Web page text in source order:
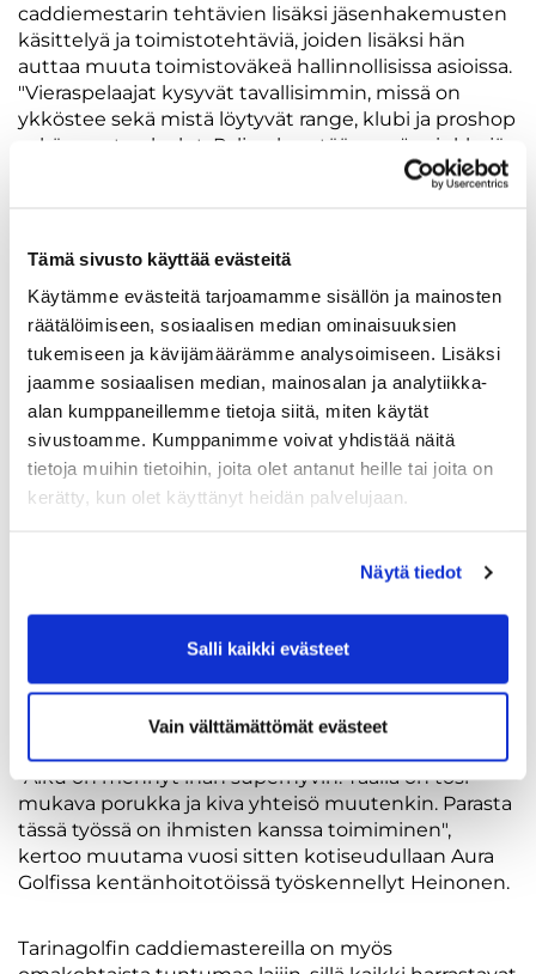
Tämä sivusto käyttää evästeitä
Käytämme evästeitä tarjoamamme sisällön ja mainosten
räätälöimiseen, sosiaalisen median ominaisuuksien
tukemiseen ja kävijämäärämme analysoimiseen. Lisäksi
jaamme sosiaalisen median, mainosalan ja analytiikka-
alan kumppaneillemme tietoja siitä, miten käytät
sivustoamme. Kumppanimme voivat yhdistää näitä
tietoja muihin tietoihin, joita olet antanut heille tai joita on
kerätty, kun olet käyttänyt heidän palvelujaan.
Näytä tiedot
Salli kaikki evästeet
Vain välttämättömät evästeet
caddiemestarin tehtävien lisäksi jäsenhakemusten
käsittelyä ja toimistotehtäviä, joiden lisäksi hän
auttaa muuta toimistoväkeä hallinnollisissa asioissa.
"Vieraspelaajat kysyvät tavallisimmin, missä on
ykköstee sekä mistä löytyvät range, klubi ja proshop
sekä muut palvelut. Paljon kysytään myös vinkkejä
Tarinan kentillä pelaamiseen sekä uuden ja vanhan
Vuoteen 2020 asti Tarinagolfin väreissä kilpaillut
Tykkyläinen työskenteli ennen nykyistä pestiään
yhden kesän kentän siivous- ja huoltotehtävissä.
Tradenomiksi joulukuussa valmistunut Tykkyläinen
kehuu työyhteisön henkeä.
"On mukava työskennellä lajin parissa ja viihdyn
täällä hyvin. Tämä on tuttu ja kiva ympäristö ja
töihin on mukava tulla", Tykkyläinen kertoo.
"Parasta ovat hyvät tyypit ympärillä, sillä meillä
Samoilla linjoilla on kuukauden verran Tarinagolfissa
maajoukkuejalkapalloilija Eveliina Heinonen, joka
opiskelee Itä-Suomen yliopistossa terveystieteitä
"Alku on mennyt ihan superhyvin. Täällä on tosi
mukava porukka ja kiva yhteisö muutenkin. Parasta
tässä työssä on ihmisten kanssa toimiminen",
kertoo muutama vuosi sitten kotiseudullaan Aura
Golfissa kentänhoitotöissä työskennellyt Heinonen.
Tarinagolfin caddiemastereilla on myös